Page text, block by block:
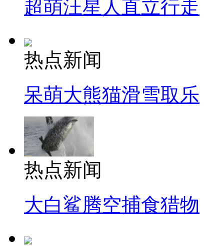
超萌汪星人直立行走
热点新闻
呆萌大熊猫滑雪取乐
热点新闻
大白鲨腾空捕食猎物